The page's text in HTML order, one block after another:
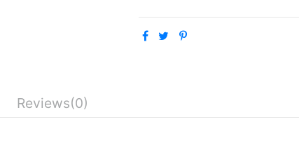
Reviews(0)